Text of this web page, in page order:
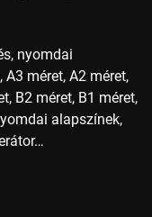
nyomdai
méret, A2 méret,
B2 méret, B1 méret,
alapszínek,